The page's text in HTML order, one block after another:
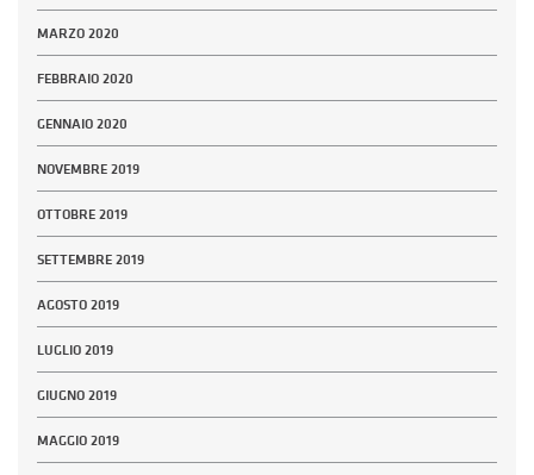
MARZO 2020
FEBBRAIO 2020
GENNAIO 2020
NOVEMBRE 2019
OTTOBRE 2019
SETTEMBRE 2019
AGOSTO 2019
LUGLIO 2019
GIUGNO 2019
MAGGIO 2019